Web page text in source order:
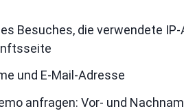
Besuches, die verwendete
und E-Mail-Adresse
anfragen: Vor- und